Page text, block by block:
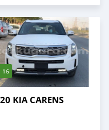
16
KIA CARENS